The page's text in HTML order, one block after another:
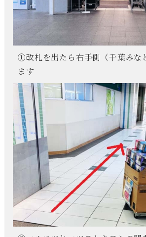
①改札を出たら右手側（千葉みな
ます